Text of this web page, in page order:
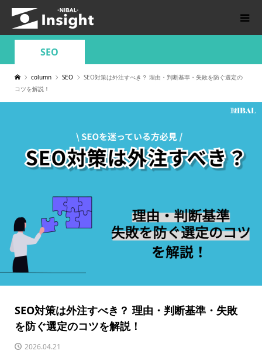
SEO
column SEO
SEO対策は外注すべき？ 理由・判断基準・失敗を防ぐ選定の
コツを解説！
SEO対策は外注すべき？ 理由・判断基準・失敗
を防ぐ選定のコツを解説！
2026.04.21